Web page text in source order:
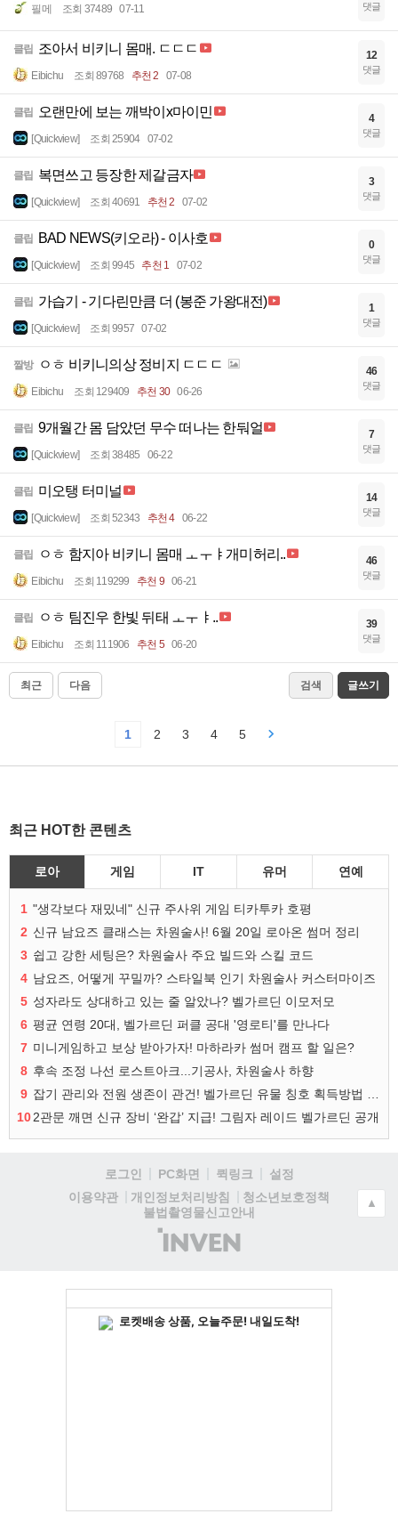
필메 조회 37489 07-11 댓글
클립 조아서 비키니 몸매. ㄷㄷㄷ
Eibichu 조회 89768 추천 2 07-08
12
댓글
클립 오랜만에 보는 깨박이x마이민
[Quickview] 조회 25904 07-02
4
댓글
클립 복면쓰고 등장한 제갈금자
[Quickview] 조회 40691 추천 2 07-02
3
댓글
클립 BAD NEWS(키오라) - 이사호
[Quickview] 조회 9945 추천 1 07-02
0
댓글
클립 가습기 - 기다린만큼 더 (봉준 가왕대전)
[Quickview] 조회 9957 07-02
1
댓글
짤방 ㅇㅎ 비키니의상 정비지 ㄷㄷㄷ
Eibichu 조회 129409 추천 30 06-26
46
댓글
클립 9개월간 몸 담았던 무수 떠나는 한둬얼
[Quickview] 조회 38485 06-22
7
댓글
클립 미오탱 터미널
[Quickview] 조회 52343 추천 4 06-22
14
댓글
클립 ㅇㅎ 함지아 비키니 몸매 ㅗㅜㅑ개미허리..
Eibichu 조회 119299 추천 9 06-21
46
댓글
클립 ㅇㅎ 팀진우 한빛 뒤태 ㅗㅜㅑ..
Eibichu 조회 111906 추천 5 06-20
39
댓글
최근 다음 검색 글쓰기
1 2 3 4 5
최근 HOT한 콘텐츠
로아 게임 IT 유머 연예
1 "생각보다 재밌네" 신규 주사위 게임 티카투카 호평
2 신규 남요즈 클래스는 차원술사! 6월 20일 로아온 썸머 정리
3 쉽고 강한 세팅은? 차원술사 주요 빌드와 스킬 코드
4 남요즈, 어떻게 꾸밀까? 스타일북 인기 차원술사 커스터마이즈
5 성자라도 상대하고 있는 줄 알았나? 벨가르딘 이모저모
6 평균 연령 20대, 벨가르딘 퍼클 공대 '영로티'를 만나다
7 미니게임하고 보상 받아가자! 마하라카 썸머 캠프 할 일은?
8 후속 조정 나선 로스트아크...기공사, 차원술사 하향
9
102관문 깨면 신규 장비 ‘완갑’ 지급! 그림자 레이드 벨가르딘 공개
로그인 PC화면 퀵링크
설정
이용약관
개인정보처리방침
청소년보호정책
불법촬영물신고안내
(주)
인
▲